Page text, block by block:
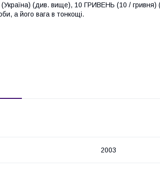
(Україна) (див. вище), 10 ГРИВЕНЬ (10 / гривня)
а його вага в тонкощі.
2003